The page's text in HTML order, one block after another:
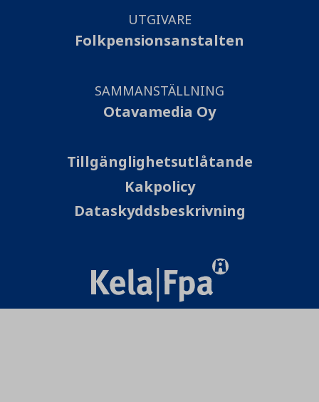
UTGIVARE
Folkpensionsanstalten
SAMMANSTÄLLNING
Otavamedia Oy
Tillgänglighetsutlåtande
Kakpolicy
Dataskyddsbeskrivning